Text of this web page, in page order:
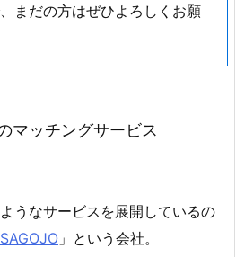
まだの方はぜひよろしくお願
マッチングサービス
うなサービスを展開しているの
SAGOJO 」という会社。